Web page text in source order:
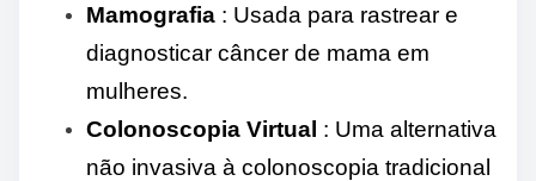
Mamografia : Usada para rastrear e
diagnosticar câncer de mama em
mulheres.
Colonoscopia Virtual : Uma alternativa
não invasiva à colonoscopia tradicional